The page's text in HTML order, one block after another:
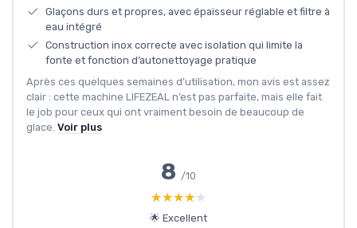
Glaçons durs et propres, avec épaisseur réglable et filtre à
eau intégré
Construction inox correcte avec isolation qui limite la
fonte et fonction d’autonettoyage pratique
Après ces quelques semaines d’utilisation, mon avis est assez
clair : cette machine LIFEZEAL n’est pas parfaite, mais elle fait
le job pour ceux qui ont vraiment besoin de beaucoup de
glace. Voir plus
8 /10
★★★★★
★★★★★
🌟 Excellent